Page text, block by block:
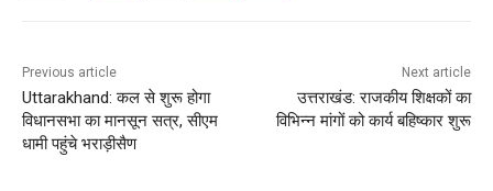
Previous article
Uttarakhand: कल से शुरू होगा
विधानसभा का मानसून सत्र, सीएम
धामी पहुंचे भराड़ीसैण
Next article
उत्तराखंड: राजकीय शिक्षकों का
विभिन्न मांगों को कार्य बहिष्कार शुरू